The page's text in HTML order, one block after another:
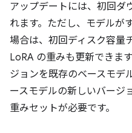
アップデートには、初回ダ
れます。ただし、モデルが
場合は、初回ディスク容量
LoRA の重みも更新できま
ジョンを既存のベースモデ
ースモデルの新しいバージ
重みセットが必要です。